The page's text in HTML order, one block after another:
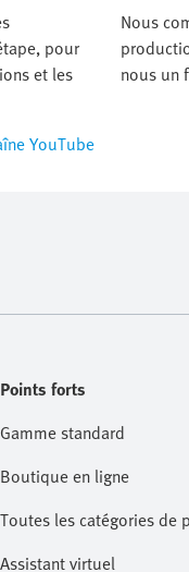
pour
et les
YouTube
Nous
nous un
Points forts
Gamme standard
Boutique en ligne
Toutes les catégories de
Assistant virtuel